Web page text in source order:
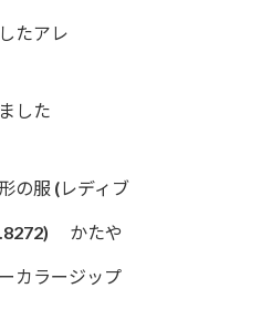
たアレ
した
の服 (レディブ
かたや
カラージップ